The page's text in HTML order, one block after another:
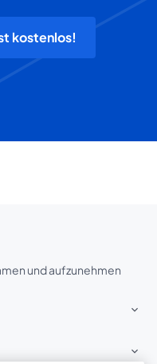
kostenlos!
und aufzunehmen